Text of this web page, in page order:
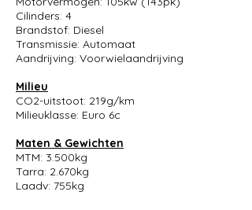
Cilinders: 4
Brandstof: Diesel
Transmissie: Automaat
Aandrijving: Voorwielaandrijving
Milieu
CO2-uitstoot: 219g/km
Milieuklasse: Euro 6c
Maten & Gewichten
MTM: 3.500kg
Tarra: 2.670kg
Laadv: 755kg